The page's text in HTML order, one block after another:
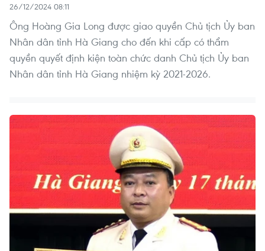
26/12/2024 08:11
Ông Hoàng Gia Long được giao quyền Chủ tịch Ủy ban
Nhân dân tỉnh Hà Giang cho đến khi cấp có thẩm
quyền quyết định kiện toàn chức danh Chủ tịch Ủy ban
Nhân dân tỉnh Hà Giang nhiệm kỳ 2021-2026.